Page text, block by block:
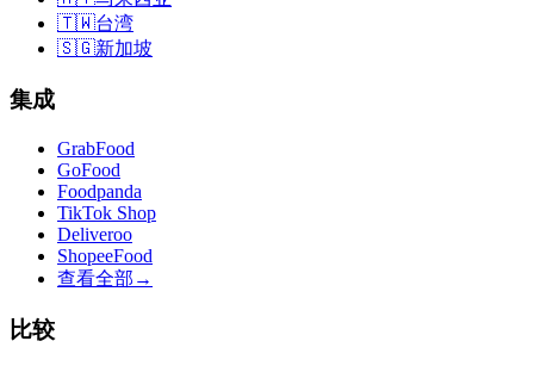
🇹🇼台湾
🇸🇬新加坡
集成
GrabFood
GoFood
Foodpanda
TikTok Shop
Deliveroo
ShopeeFood
查看全部 →
比较